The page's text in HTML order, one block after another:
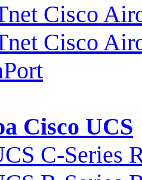
Cisco
Cisco
Cisco UCS
C-Series